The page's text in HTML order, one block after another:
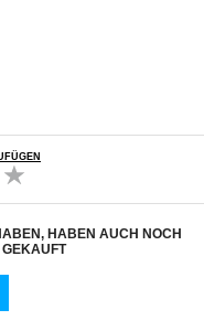
HABEN AUCH NOCH
GEKAUFT
A Lightning / USB Kabel -